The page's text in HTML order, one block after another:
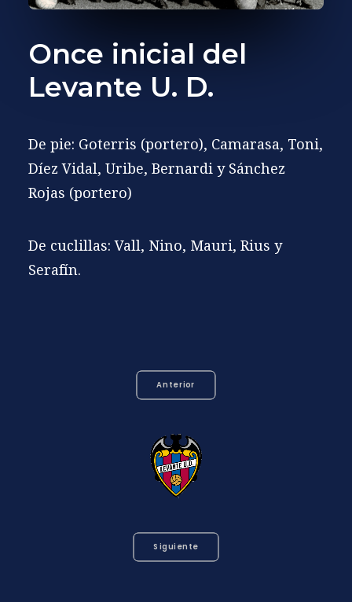
Once inicial del
Levante U. D.
De pie: Goterris (portero), Camarasa, Toni,
Díez Vidal, Uribe, Bernardi y Sánchez
Rojas (portero)
De cuclillas: Vall, Nino, Mauri, Rius y
Serafín.
Anterior
Siguiente